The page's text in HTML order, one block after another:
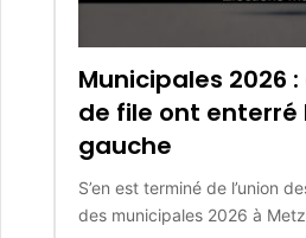
Municipales 2026
de file ont enterré
gauche
S’en est terminé de l’union
des municipales 2026 à